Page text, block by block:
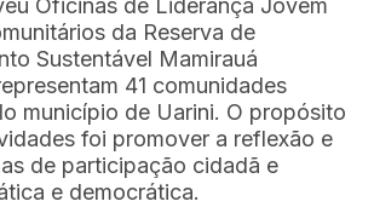
Oficinas de Liderança Jovem
da Reserva de
Sustentável Mamirauá
41 comunidades
município de Uarini. O propósito
foi promover a reflexão e
de participação cidadã e
e democrática.